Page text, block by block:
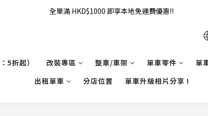
全單滿 HKD$1000 即享本地免運費優惠!!
全單滿 HKD$1000 即享本地免運費優惠!!
5折起） 改裝專區 整車/車架 單車零件 單
出租單車
分店位置 單車升級相片分享 !